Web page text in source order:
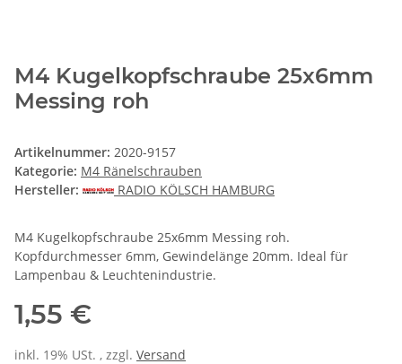
M4 Kugelkopfschraube 25x6mm
Messing roh
Artikelnummer: 2020-9157
Kategorie: M4 Ränelschrauben
Hersteller:
RADIO KÖLSCH HAMBURG
M4 Kugelkopfschraube 25x6mm Messing roh.
Kopfdurchmesser 6mm, Gewindelänge 20mm. Ideal für
Lampenbau & Leuchtenindustrie.
1,55 €
inkl. 19% USt. , zzgl. Versand